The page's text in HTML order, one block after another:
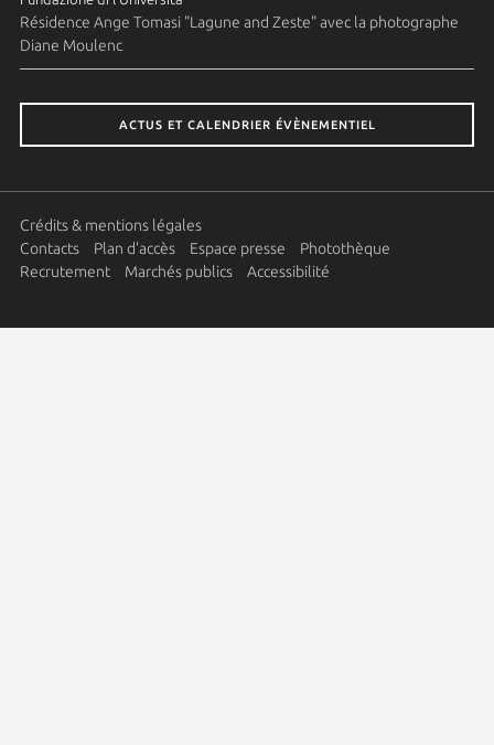
Résidence Ange Tomasi "Lagune and Zeste" avec la photographe
Diane Moulenc
ACTUS ET CALENDRIER ÉVÈNEMENTIEL
Crédits & mentions légales
Contacts
Plan d'accès Espace presse
Photothèque
Recrutement
Marchés publics Accessibilité